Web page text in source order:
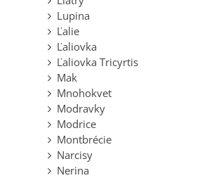
Lupina
Ľalie
Ľaliovka
Ľaliovka Tricyrtis
Mak
Mnohokvet
Modravky
Modrice
Montbrécie
Narcisy
Nerina